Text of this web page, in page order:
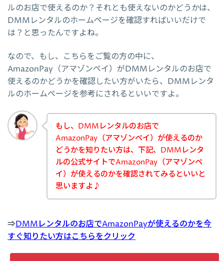
ルのお店で使えるのか？それとも使えないのかどうかは、
DMMレンタルのホームページを確認すればいいだけで
は？と思ったんですよね。
なので、もし、こちらをご覧の方の中に、
AmazonPay（アマゾンペイ）がDMMレンタルのお店で
使えるのかどうかを確認したい方がいたら、DMMレンタ
ルのホームページを参考にされるといいですよ。
もし、DMMレンタルのお店で
AmazonPay（アマゾンペイ）が使えるのか
どうかを知りたい方は、下記、DMMレンタ
ルの公式サイトでAmazonPay（アマゾンペ
イ）が使えるのかを確認されてみるといいと
思いますよ♪
⇒DMMレンタルのお店でAmazonPayが使えるのかを今
すぐ知りたい方はこちらをクリック